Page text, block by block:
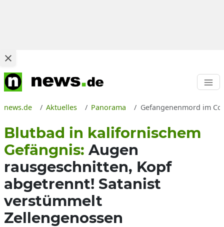
news.de Aktuelles Panorama Gefangenenmord im
Blutbad in kalifornischem
Gefängnis: Augen
rausgeschnitten, Kopf
abgetrennt! Satanist
verstümmelt
Zellengenossen